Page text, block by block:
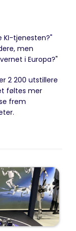
KI-tjenesten?"
men
i Europa?"
2 200 utstillere
føltes mer
frem